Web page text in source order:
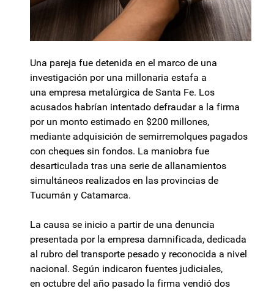
Una pareja fue detenida en el marco de una
investigación por una millonaria estafa a
una empresa metalúrgica de Santa Fe. Los
acusados habrían intentado defraudar a la firma
por un monto estimado en $200 millones,
mediante adquisición de semirremolques pagados
con cheques sin fondos. La maniobra fue
desarticulada tras una serie de allanamientos
simultáneos realizados en las provincias de
Tucumán y Catamarca.
La causa se inicio a partir de una denuncia
presentada por la empresa damnificada, dedicada
al rubro del transporte pesado y reconocida a nivel
nacional. Según indicaron fuentes judiciales,
en octubre del año pasado la firma vendió dos